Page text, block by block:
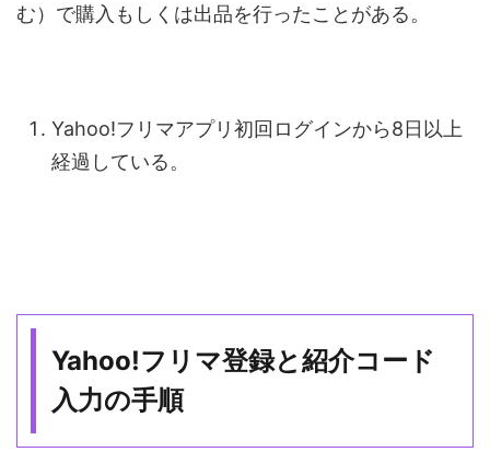
む）で購入もしくは出品を行ったことがある。
Yahoo!フリマアプリ初回ログインから8日以上
経過している。
Yahoo!フリマ登録と紹介コード
入力の手順